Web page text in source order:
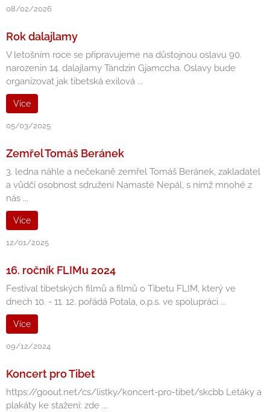
08/02/2026
Rok dalajlamy
V letošním roce se připravujeme na důstojnou oslavu 90.
narozenin 14. dalajlamy Tändzin Gjamccha. Oslavy bude
organizovat jak tibetská exilová ...
Více
05/03/2025
Zemřel Tomáš Beránek
3. ledna náhle a nečekaně zemřel Tomáš Beránek, zakladatel
a vůdčí osobnost sdružení Namasté Nepál, s nímž mnohé z
nás ...
Více
12/01/2025
16. ročník FLIMu 2024
Festival tibetských filmů a filmů o Tibetu FLIM, který ve
dnech 10. - 11. 12. pořádá Potala, o.p.s. ve spolupráci ...
Více
09/12/2024
Koncert pro Tibet
https://goout.net/cs/listky/koncert-pro-tibet/skcbb Letáky a
plakáty ke stažení: zde ...